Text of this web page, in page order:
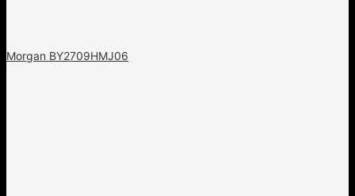
Morgan BY2709HMJ06